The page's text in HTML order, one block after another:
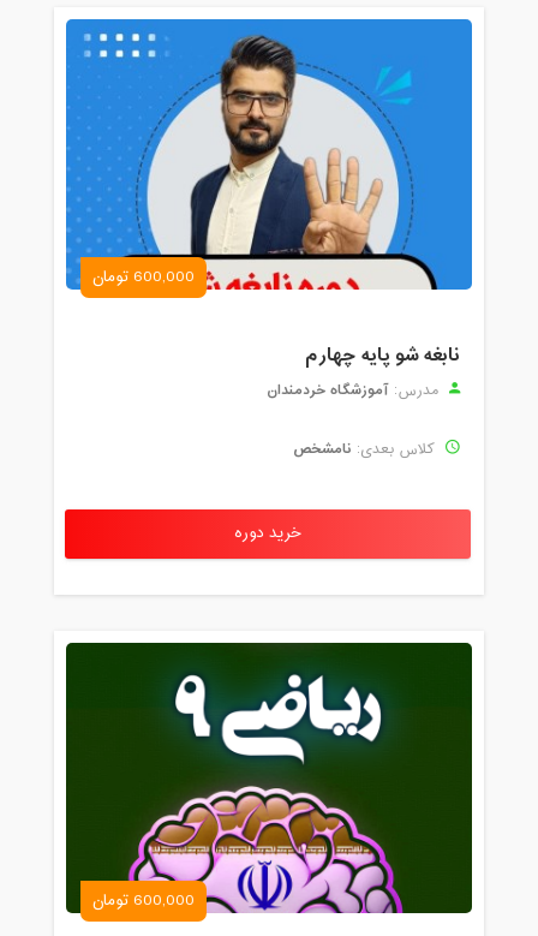
600,000 تومان
نابغه شو پایه چهارم
مدرس: آموزشگاه خردمندان
کلاس بعدی: نامشخص
خرید دوره
600,000 تومان